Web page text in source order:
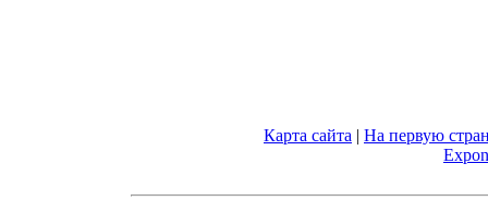
Карта сайта | На первую